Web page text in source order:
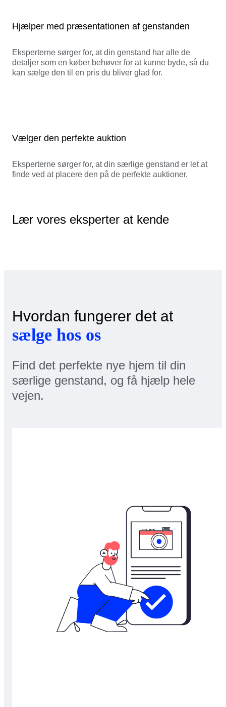
Hjælper med præsentationen af genstanden
Eksperterne sørger for, at din genstand har alle de
detaljer som en køber behøver for at kunne byde, så du
kan sælge den til en pris du bliver glad for.
Vælger den perfekte auktion
Eksperterne sørger for, at din særlige genstand er let at
finde ved at placere den på de perfekte auktioner.
Lær vores eksperter at kende
Hvordan fungerer det at
sælge hos os
Find det perfekte nye hjem til din
særlige genstand, og få hjælp hele
vejen.